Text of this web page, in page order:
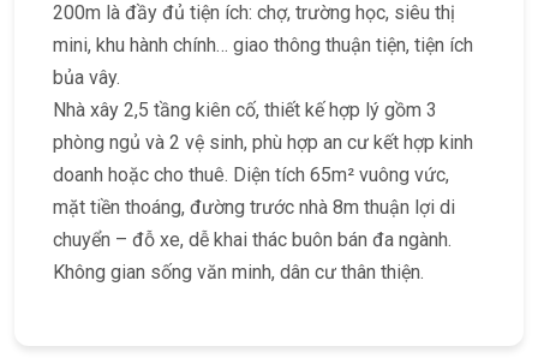
200m là đầy đủ tiện ích: chợ, trường học, siêu thị
mini, khu hành chính… giao thông thuận tiện, tiện ích
bủa vây.
Nhà xây 2,5 tầng kiên cố, thiết kế hợp lý gồm 3
phòng ngủ và 2 vệ sinh, phù hợp an cư kết hợp kinh
doanh hoặc cho thuê. Diện tích 65m² vuông vức,
mặt tiền thoáng, đường trước nhà 8m thuận lợi di
chuyển – đỗ xe, dễ khai thác buôn bán đa ngành.
Không gian sống văn minh, dân cư thân thiện.